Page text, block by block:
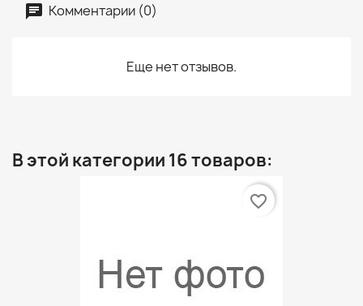
Комментарии (0)
Еще нет отзывов.
В этой категории 16 товаров:
favorite_border